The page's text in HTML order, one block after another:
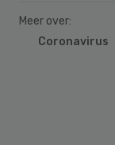
Meer over:
Coronavirus